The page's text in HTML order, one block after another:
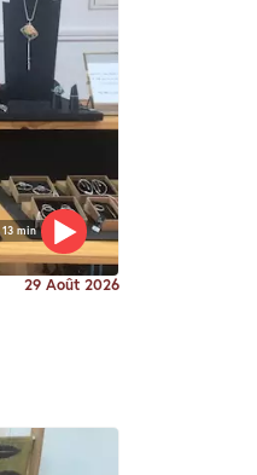
13 min
29 Août 2026